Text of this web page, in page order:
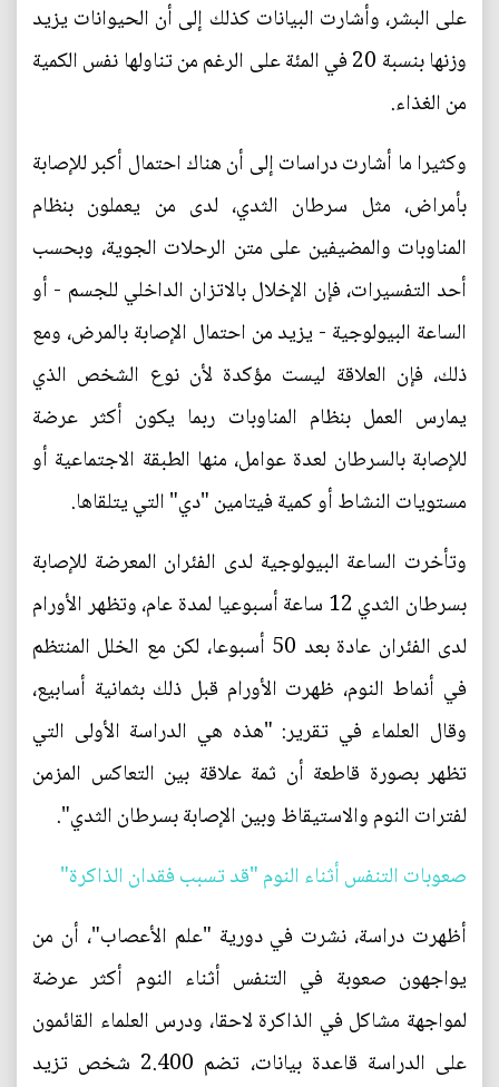
على البشر، وأشارت البيانات كذلك إلى أن الحيوانات يزيد
وزنها بنسبة 20 في المئة على الرغم من تناولها نفس الكمية
من الغذاء.
وكثيرا ما أشارت دراسات إلى أن هناك احتمال أكبر للإصابة
بأمراض، مثل سرطان الثدي، لدى من يعملون بنظام
المناوبات والمضيفين على متن الرحلات الجوية، وبحسب
أحد التفسيرات، فإن الإخلال بالاتزان الداخلي للجسم - أو
الساعة البيولوجية - يزيد من احتمال الإصابة بالمرض، ومع
ذلك، فإن العلاقة ليست مؤكدة لأن نوع الشخص الذي
يمارس العمل بنظام المناوبات ربما يكون أكثر عرضة
للإصابة بالسرطان لعدة عوامل، منها الطبقة الاجتماعية أو
مستويات النشاط أو كمية فيتامين "دي" التي يتلقاها.
وتأخرت الساعة البيولوجية لدى الفئران المعرضة للإصابة
بسرطان الثدي 12 ساعة أسبوعيا لمدة عام، وتظهر الأورام
لدى الفئران عادة بعد 50 أسبوعا، لكن مع الخلل المنتظم
في أنماط النوم، ظهرت الأورام قبل ذلك بثمانية أسابيع،
وقال العلماء في تقرير: "هذه هي الدراسة الأولى التي
تظهر بصورة قاطعة أن ثمة علاقة بين التعاكس المزمن
لفترات النوم والاستيقاظ وبين الإصابة بسرطان الثدي".
صعوبات التنفس أثناء النوم "قد تسبب فقدان الذاكرة"
أظهرت دراسة، نشرت في دورية "علم الأعصاب"، أن من
يواجهون صعوبة في التنفس أثناء النوم أكثر عرضة
لمواجهة مشاكل في الذاكرة لاحقا، ودرس العلماء القائمون
على الدراسة قاعدة بيانات، تضم 2.400 شخص تزيد